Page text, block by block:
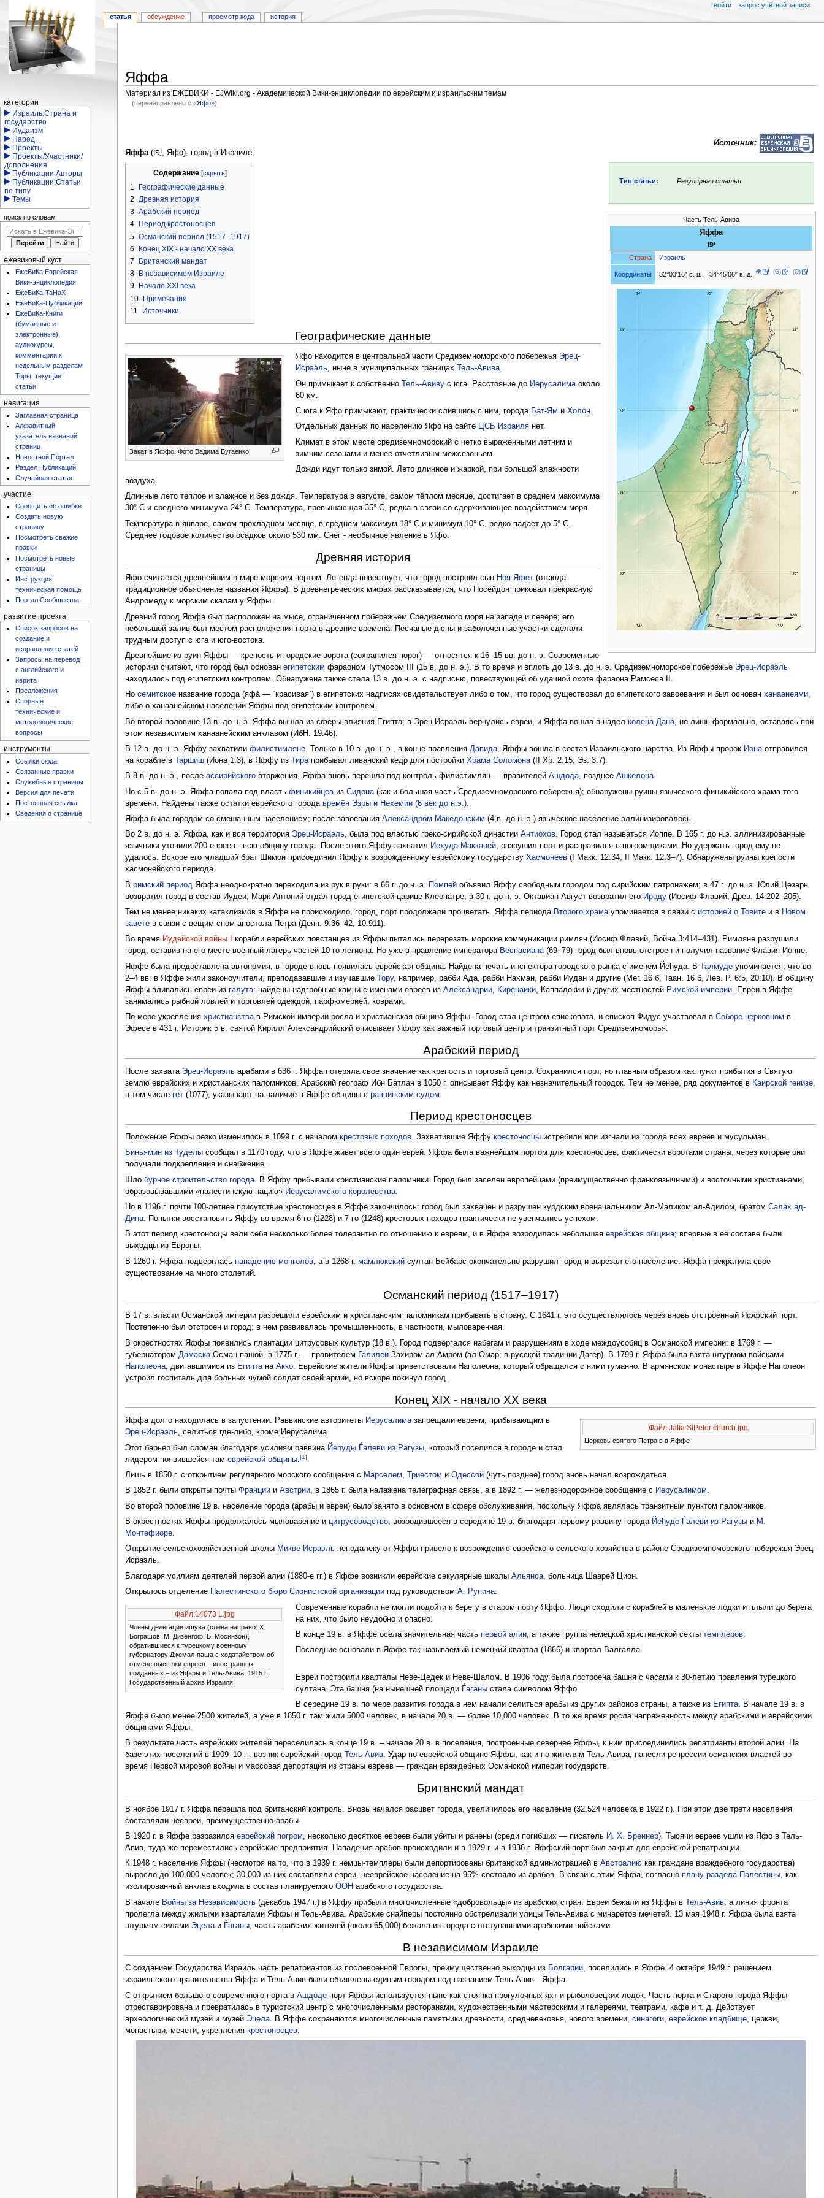
Яффа
Материал из ЕЖЕВИКИ - EJWiki.org - Академической Вики-энциклопедии по еврейским и израильским темам
(перенаправлено с «Яфо»)
Источник:
Тип статьи: Регулярная статья
Часть Тель-Авива
Яффа
יפו
Страна
Израиль
Координаты 32°03′16″ с. ш. 34°45′06″ в. д. 🌍 (G) (O)
Яффа (יָפוֹ, Яфо), город в Израиле.
Содержание
1
Географические данные
2 Древняя история
3 Арабский период
4
Период крестоносцев
5 Османский период (1517–1917)
6
Конец XIX - начало XX века
7
Британский мандат
8
В независимом Израиле
9
Начало XXI века
10 Примечания
11
Источники
Географические данные
Закат в Яффо. Фото Вадима Бугаенко.
Яфо находится в центральной части Средиземноморского побережья Эрец-
Исраэль, ныне в муниципальных границах Тель-Авива.
Он примыкает к собственно Тель-Авивус юга. Расстояние до Иерусалимаоколо
60 км.
С юга к Яфо примыкают, практически слившись с ним, города Бат-Ям и Холон.
Отдельных данных по населению Яфо на сайте ЦСБ Израилянет.
Климат в этом месте средиземноморский с четко выраженными летним и
зимним сезонами и менее отчетливым межсезоньем.
Дожди идут только зимой. Лето длинное и жаркой, при большой влажности
воздуха.
Длинные лето теплое и влажное и без дождя. Температура в августе, самом тёплом месяце, достигает в среднем максимума
30° C и среднего минимума 24° C. Температура, превышающая 35° C, редка в связи со сдерживающее воздействием моря.
Температура в январе, самом прохладном месяце, в среднем максимум 18° C и минимум 10° C, редко падает до 5° C.
Среднее годовое количество осадков около 530 мм. Снег - необычное явление в Яфо.
Древняя история
Яфо считается древнейшим в мире морским портом. Легенда повествует, что город построил сын Ноя Яфет (отсюда
традиционное объяснение названия Яффы). В древнегреческих мифах рассказывается, что Посейдон приковал прекрасную
Андромеду к морским скалам у Яффы.
Древний город Яффа был расположен на мысе, ограниченном побережьем Средиземного моря на западе и севере; его
небольшой залив был местом расположения порта в древние времена. Песчаные дюны и заболоченные участки сделали
трудным доступ с юга и юго-востока.
Древнейшие из руин Яффы — крепость и городские ворота (сохранился порог) — относятся к 16–15 вв. до н. э. Современные
историки считают, что город был основанегипетским фараоном Тутмосом III (15 в. до н. э.). В то время и вплоть до 13 в. до н. э. Средиземноморское побережье Эрец-Исраэль
находилось под египетским контролем. Обнаружена также стела 13 в. до н. э. с надписью, повествующей об удачной охоте фараона Рамсеса II.
Носемитское название города (яфа́ — `красивая`) в египетских надписях свидетельствует либо о том, что город существовал до египетского завоевания и был основанханаанеями,
либо о ханаанейском населении Яффы под египетским контролем.
Во второй половине 13 в. до н. э. Яффа вышла из сферы влияния Египта; в Эрец-Исраэль вернулись евреи, и Яффа вошла в наделколена Дана , но лишь формально, оставаясь при
этом независимым ханаанейским анклавом (ИбН. 19:46).
В 12 в. до н. э. Яффу захватилифилистимляне. Только в 10 в. до н. э., в конце правленияДавида, Яффы вошла в состав Израильского царства. Из Яффы пророк Ионаотправился
на корабле в
Таршиш (Иона 1:3), в Яффу из Тираприбывал ливанский кедр для постройкиХрама Соломона(II Хр. 2:15, Эз. 3:7).
В 8 в. до н. э., послеассирийского вторжения, Яффа вновь перешла под контроль филистимлян — правителейАшдода, позднееАшкелона.
Но с 5 в. до н. э. Яффа попала под властьфиникийцев изСидона (как и большая часть Средиземноморского побережья); обнаружены руины языческого финикийского храма того
времени. Найдены также остатки еврейского городавремён Эзры и Нехемии (6 век до н.э.)
Яффа была городом со смешанным населением; после завоеванияАлександром Македонским (4 в. до н. э.) языческое население эллинизировалось.
Во 2 в. до н. э. Яффа, как и вся территория Эрец-Исраэль, была под властью греко-сирийской династииАнтиохов. Город стал называться Иоппе. В 165 г. до н.э. эллинизированные
язычники утопили 200 евреев - всю общину города. После этого Яффу захватил Иехуда Маккавей, разрушил порт и расправился с погромщиками. Но удержать город ему не
удалось. Вскоре его младший брат Шимон присоединил Яффу к возрожденному еврейскому государствуХасмонеев (I Макк. 12:34, II Макк. 12:3–7). Обнаружены руины крепости
хасмонейского периода.
Вримский период Яффа неоднократно переходила из рук в руки: в 66 г. до н. э. Помпей объявил Яффу свободным городом под сирийским патронажем; в 47 г. до н. э. Юлий Цезарь
возвратил город в состав Иудеи; Марк Антоний отдал город египетской царице Клеопатре; в 30 г. до н. э. Октавиан Август возвратил его Ироду (Иосиф Флавий, Древ. 14:202–205).
Тем не менее никаких катаклизмов в Яффе не происходило, город, порт продолжали процветать. Яффа периода Второго храмаупоминается в связи систорией о Товите и в Новом
завете в связи с вещим сном апостола Петра (Деян. 9:36–42, 10:911).
Во время Иудейской войны I
корабли еврейских повстанцев из Яффы пытались перерезать морские коммуникации римлян (Иосиф Флавий, Война 3:414–431). Римляне разрушили
город, оставив на его месте военный лагерь частей 10-го легиона. Но уже в правление императора Веспасиана(69–79) город был вновь отстроен и получил название Флавия Иоппе.
Яффе была предоставлена автономия, в городе вновь появилась еврейская община. Найдена печать инспектора городского рынка с именем Йеhуда. ВТалмуде упоминается, что во
2–4 вв. в Яффе жили законоучители, преподававшие и изучавшиеТору, например, рабби Ада, рабби Нахман, рабби Иудан и другие (Мег. 16 б, Таан. 16 б, Лев. Р. 6:5, 20:10). В общину
Яффы вливались евреи изгалута: найдены надгробные камни с именами евреев изАлександрии Киренаики , Каппадокии и других местностей Римской империи . Евреи в Яффе
занимались рыбной ловлей и торговлей одеждой, парфюмерией, коврами.
По мере укрепленияхристианствав Римской империи росла и христианская община Яффы. Город стал центром епископата, и епископ Фидус участвовал вСоборе церковном в
Эфесе в 431 г. Историк 5 в. святой Кирилл Александрийский описывает Яффу как важный торговый центр и транзитный порт Средиземноморья.
Арабский период
После захвата Эрец-Исраэль арабами в 636 г. Яффа потеряла свое значение как крепость и торговый центр. Сохранился порт, но главным образом как пункт прибытия в Святую
землю еврейских и христианских паломников. Арабский географ Ибн Батлан в 1050 г. описывает Яффу как незначительный городок. Тем не менее, ряд документов в Каирской генизе
в том числегет (1077), указывают на наличие в Яффе общины сраввинским судом
Период крестоносцев
Положение Яффы резко изменилось в 1099 г. с началомкрестовых походов. Захватившие Яффукрестоносцы истребили или изгнали из города всех евреев и мусульман.
Биньямин из Туделы сообщал в 1170 году, что в Яффе живет всего один еврей. Яффа была важнейшим портом для крестоносцев, фактически воротами страны, через которые они
получали подкрепления и снабжение.
Шлобурное строительство города . В Яффу прибывали христианские паломники. Город был заселен европейцами (преимущественно франкоязычными) и восточными христианами,
образовывавшими «палестинскую нацию» Иерусалимского королевства
Но в 1196 г. почти 100-летнее присутствие крестоносцев в Яффе закончилось: город был захвачен и разрушен курдским военачальником Ал-Маликом ал-Адилом, братомСалах ад-
Дина. Попытки восстановить Яффу во время 6-го (1228) и 7-го (1248) крестовых походов практически не увенчались успехом.
В этот период крестоносцы вели себя несколько более толерантно по отношению к евреям, и в Яффе возродилась небольшаяеврейская община; впервые в её составе были
выходцы из Европы.
В 1260 г. Яффа подвергласьнападению монголов, а в 1268 г.мамлюкский султан Бейбарс окончательно разрушил город и вырезал его население. Яффа прекратила свое
существование на много столетий.
Османский период (1517–1917)
В 17 в. власти Османской империи разрешили еврейским и христианским паломникам прибывать в страну. С 1641 г. это осуществлялось через вновь отстроенный Яффский порт.
Постепенно был отстроен и город; в нем развивалась промышленность, в частности, мыловаренная.
В окрестностях Яффы появились плантации цитрусовых культур (18 в.). Город подвергался набегам и разрушениям в ходе междоусобиц в Османской империи: в 1769 г. —
губернатором Дамаска Осман-пашой, в 1775 г. — правителем Галилеи Захиром ал-Амром (ал-Омар; в русской традиции Дагер). В 1799 г. Яффа была взята штурмом войсками
Наполеона , двигавшимися из Египта наАкко . Еврейские жители Яффы приветствовали Наполеона, который обращался с ними гуманно. В армянском монастыре в Яффе Наполеон
устроил госпиталь для больных чумой солдат своей армии, но вскоре покинул город.
Конец XIX - начало XX века
Файл:Jaffa StPeter church.jpg
Церковь святого Петра в в Яффе
Яффа долго находилась в запустении. Раввинские авторитеты Иерусалимазапрещали евреям, прибывающим в
Эрец-Исраэль, селиться где-либо, кроме Иерусалима.
Этот барьер был сломан благодаря усилиям раввина Йеhуды Ѓалеви из Рагузы , который поселился в городе и стал
лидером появившейся тамеврейской общины .[1]
Лишь в 1850 г. с открытием регулярного морского сообщения с Марселем, Триестом иОдессой (чуть позднее) город вновь начал возрождаться.
В 1852 г. были открыты почтыФранции иАвстрии, в 1865 г. была налажена телеграфная связь, а в 1892 г. — железнодорожное сообщение с Иерусалимом.
Во второй половине 19 в. население города (арабы и евреи) было занято в основном в сфере обслуживания, поскольку Яффа являлась транзитным пунктом паломников.
В окрестностях Яффы продолжалось мыловарение ицитрусоводство, возродившееся в середине 19 в. благодаря первому раввину города Йеhуде Ѓалеви из Рагузы и М.
Монтефиоре.
Открытие сельскохозяйственной школы Микве Исраэль неподалеку от Яффы привело к возрождению еврейского сельского хозяйства в районе Средиземноморского побережья Эрец-
Исраэль.
Благодаря усилиям деятелей первой алии (1880-е гг.) в Яффе возникли еврейские секулярные школыАльянса, больница Шаарей Цион.
Открылось отделение
Палестинского бюро Сионистской организации под руководствомА. Рупина.
Файл:14073 L.jpg
Члены делегации ишува (слева направо: Х.
Бограшов, М. Дизенгоф, Б. Мосинзон),
обратившиеся к турецкому военному
губернатору Джемал-паша с ходатайством об
отмене высылки евреев – иностранных
подданных – из Яффы и Тель-Авива. 1915 г.
Государственный архив Израиля.
Современные корабли не могли подойти к берегу в старом порту Яффо. Люди сходили с кораблей в маленькие лодки и плыли до берега
на них, что было неудобно и опасно.
В конце 19 в. в Яффе осела значительная часть первой алии, а также группа немецкой христианской секты темплеров.
Последние основали в Яффе так называемый немецкий квартал (1866) и квартал Валгалла.
Евреи построили кварталы Неве-Цедек и Неве-Шалом. В 1906 году была построена башня с часами к 30-летию правления турецкого
султана. Эта башня (на нынешней площади Ѓаганыстала символом Яффо.
В середине 19 в. по мере развития города в нем начали селиться арабы из других районов страны, а также из Египта. В начале 19 в. в
Яффе было менее 2500 жителей, а уже в 1850 г. там жили 5000 человек, в начале 20 в. — более 10,000 человек. В то же время росла напряженность между арабскими и еврейскими
общинами Яффы.
В результате часть еврейских жителей переселилась в конце 19 в. – начале 20 в. в поселения, построенные севернее Яффы, к ним присоединились репатрианты второй алии. На
базе этих поселений в 1909–10 гг. возник еврейский город
Тель-Авив. Удар по еврейской общине Яффы, как и по жителям Тель-Авива, нанесли репрессии османских властей во
время Первой мировой войны и массовая депортация из страны евреев — граждан враждебных Османской империи государств.
Британский мандат
В ноябре 1917 г. Яффа перешла под британский контроль. Вновь начался расцвет города, увеличилось его население (32,524 человека в 1922 г.). При этом две трети населения
составляли неевреи, преимущественно арабы.
В 1920 г. в Яффе разразилсяеврейский погром, несколько десятков евреев были убиты и ранены (среди погибших — писатель И. Х. Бреннер). Тысячи евреев ушли из Яфо в Тель-
Авив, туда же переместились еврейские предприятия. Нападения арабов происходили и в 1929 г. и в 1936 г. Яффский порт был закрыт для еврейской репатриации.
К 1948 г. население Яффы (несмотря на то, что в 1939 г. немцы-темплеры были депортированы британской администрацией вАвстралию как граждане враждебного государства)
выросло до 100,000 человек; 30,000 из них составляли евреи, нееврейское население на 95% состояло из арабов. В связи с этим Яффа, согласноплану раздела Палестины, как
изолированный анклав входила в состав планируемогоООН арабского государства.
В начале Войны за Независимость (декабрь 1947 г.) в Яффу прибыли многочисленные «добровольцы» из арабских стран. Евреи бежали из Яффы вТель-Авив , а линия фронта
пролегла между жилыми кварталами Яффы и Тель-Авива. Арабские снайперы постоянно обстреливали улицы Тель-Авива с минаретов мечетей. 13 мая 1948 г. Яффа была взята
штурмом силами Эцела и Ѓаганы , часть арабских жителей (около 65,000) бежала из города с отступавшими арабскими войсками.
В независимом Израиле
С созданием Государства Израиль часть репатриантов из послевоенной Европы, преимущественно выходцы из Болгарии, поселились в Яффе. 4 октября 1949 г. решением
израильского правительства Яффа и Тель-Авив были объявлены единым городом под названием Тель-Авив—Яффа.
С открытием большого современного порта вАшдоде порт Яффы используется ныне как стоянка прогулочных яхт и рыболовецких лодок. Часть порта и Старого города Яффы
отреставрирована и превратилась в туристский центр с многочисленными ресторанами, художественными мастерскими и галереями, театрами, кафе и т. д. Действует
археологический музей и музей Эцела . В Яффе сохраняются многочисленные памятники древности, средневековья, нового времени,синагоги ,еврейское кладбище , церкви,
монастыри, мечети, укреплениякрестоносцев
Навигация
статья обсуждение просмотр кода история
войти запрос учётной записи
категории
Израиль:Страна и
государство
Иудаизм
Народ
Проекты
Проекты/Участники/
дополнения
Публикации:Авторы
Публикации:Статьи
по типу
Темы
поиск по словам
ежевиковый куст
ЕжеВиКа,Еврейская
Вики-энциклопедия
ЕжеВиКа-ТаНаХ
ЕжеВиКа-Публикации
ЕжеВиКа-Книги
(бумажные и
электронные),
аудиокурсы,
комментарии к
недельным разделам
Торы, текущие
статьи
навигация
Заглавная страница
Алфавитный
указатель названий
страниц
Новостной Портал
Раздел Публикаций
Случайная статья
участие
Сообщить об ошибке
Создать новую
страницу
Посмотреть свежие
правки
Посмотреть новые
страницы
Инструкция,
техническая помощь
Портал Сообщества
развитие проекта
Список запросов на
создание и
исправление статей
Запросы на перевод
с английского и
иврита
Предложения
Спорные
технические и
методологические
вопросы
инструменты
Ссылки сюда
Связанные правки
Служебные страницы
Версия для печати
Постоянная ссылка
Сведения о странице